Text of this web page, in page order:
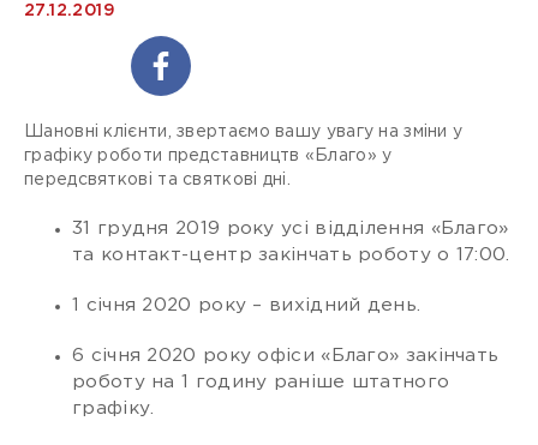
27.12.2019
Шановні клієнти, звертаємо вашу увагу на зміни у
графіку роботи представництв «Благо» у
передсвяткові та святкові дні.
31 грудня 2019 року усі відділення «Благо»
та контакт-центр закінчать роботу о 17:00.
1 січня 2020 року – вихідний день.
6 січня 2020 року офіси «Благо» закінчать
роботу на 1 годину раніше штатного
графіку.